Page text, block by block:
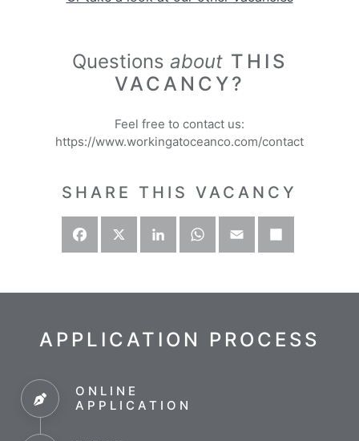
Questions aboutTHIS
VACANCY?
Feel free to contact us:
https://www.workingatoceanco.com/contact
SHARE THIS VACANCY
APPLICATION PROCESS
ONLINE
APPLICATION